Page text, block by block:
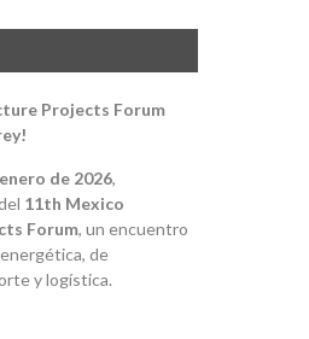
Projects Forum
de 2026,
11th Mexico
Forum, un encuentro
de
y logística.